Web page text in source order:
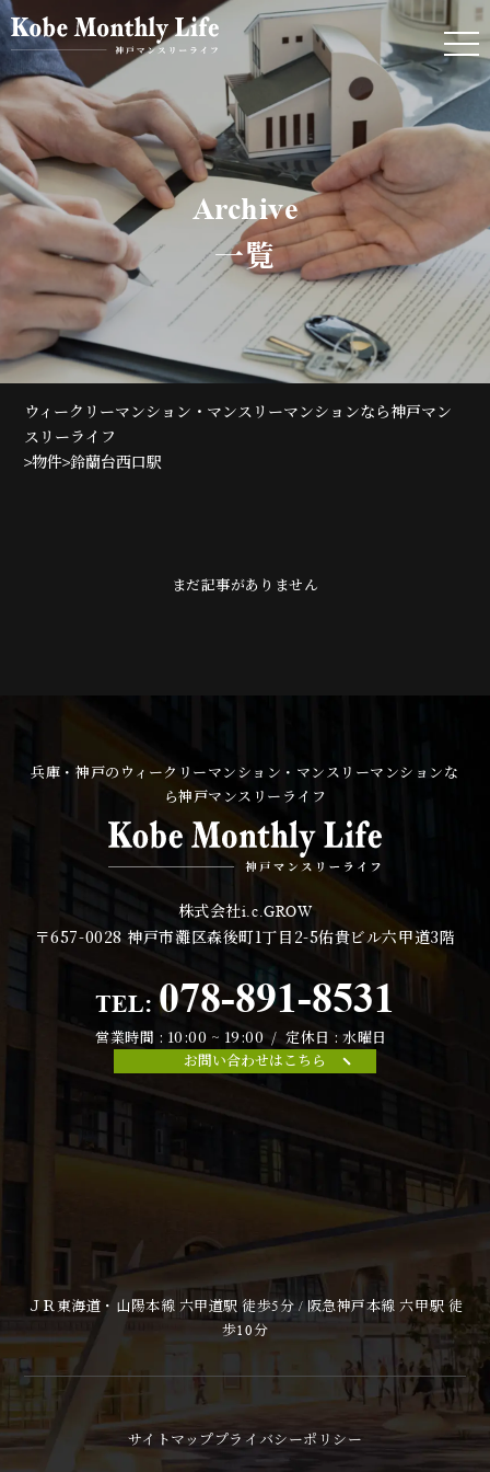
Archive
一覧
ウィークリーマンション・マンスリーマンションなら神戸マン
スリーライフ
>物件>鈴蘭台西口駅
まだ記事がありません
兵庫・神戸のウィークリーマンション・マンスリーマンションな
ら神戸マンスリーライフ
株式会社i.c.GROW
〒657-0028神戸市灘区森後町1丁目2-5佑貴ビル六甲道3階
TEL: 078-891-8531
営業時間 : 10:00 ~ 19:00 / 定休日 : 水曜日
お問い合わせはこちら
ＪＲ東海道・山陽本線 六甲道駅 徒歩5分 / 阪急神戸本線 六甲駅 徒
歩10分
サイトマップ プライバシーポリシー